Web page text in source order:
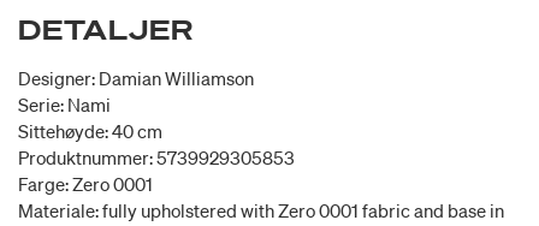
DETALJER
Designer: Damian Williamson
Serie: Nami
Sittehøyde: 40 cm
Produktnummer: 5739929305853
Farge: Zero 0001
Materiale: fully upholstered with Zero 0001 fabric and base in